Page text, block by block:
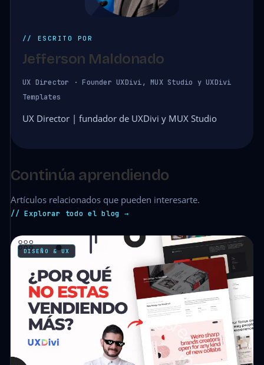
// ESCRITO POR
Jefferson Maldonado
UX Director · Founder UXDivi, MUX Studio y UXDivi
Templates
UX Director | fundador de UXDivi y MUX Studio
Continúa aprendiendo
Artículos relacionados que pueden interesarte.
// Explorar todo el blog →
DISEÑO & UX